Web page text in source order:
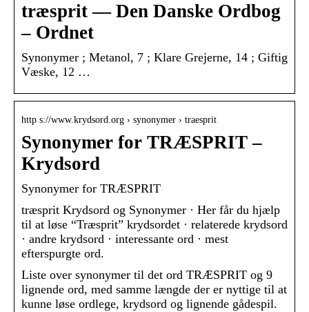
træsprit — Den Danske Ordbog
– Ordnet
Synonymer ; Metanol, 7 ; Klare Grejerne, 14 ; Giftig
Væske, 12 …
http s://www.krydsord.org › synonymer › traesprit
Synonymer for TRÆSPRIT –
Krydsord
Synonymer for TRÆSPRIT
træsprit Krydsord og Synonymer · Her får du hjælp
til at løse “Træsprit” krydsordet · relaterede krydsord
· andre krydsord · interessante ord · mest
efterspurgte ord.
Liste over synonymer til det ord TRÆSPRIT og 9
lignende ord, med samme længde der er nyttige til at
kunne løse ordlege, krydsord og lignende gådespil.